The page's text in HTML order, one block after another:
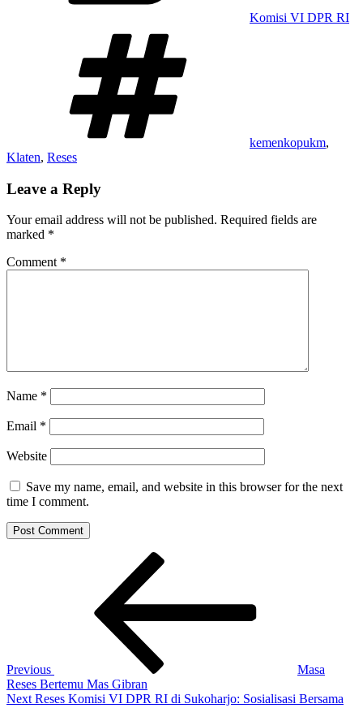
Komisi VI DPR RI
kemenkopukm,
Klaten, Reses
Leave a Reply
Your email address will not be published. Required fields are
marked *
Comment *
Name *
Email *
Website
Save my name, email, and website in this browser for the next
time I comment.
Previous
Masa
Reses Bertemu Mas Gibran
Next
Next Reses Komisi VI DPR RI di Sukoharjo: Sosialisasi Bersama